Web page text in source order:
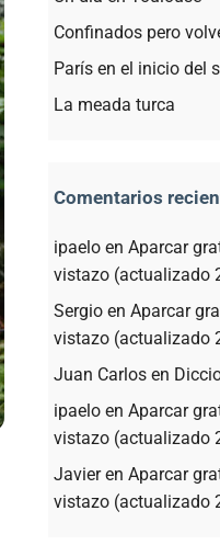
Confinados pero
París en el inicio del
La meada turca
Comentarios
ipaelo en Aparcar
vistazo (actualizado
Sergio en Aparcar
vistazo (actualizado
Juan Carlos en
ipaelo en Aparcar
vistazo (actualizado
Javieren Aparcar
vistazo (actualizado